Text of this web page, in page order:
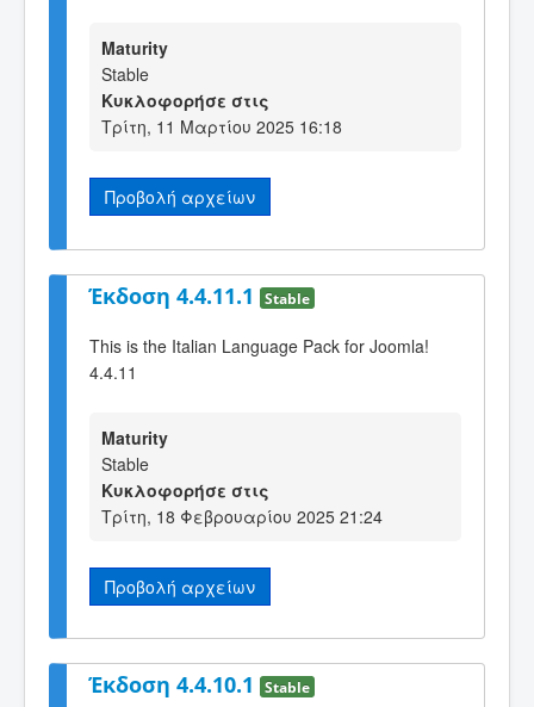
Maturity
Stable
Κυκλοφορήσε στις
Τρίτη, 11 Μαρτίου 2025 16:18
Προβολή αρχείων
Έκδοση 4.4.11.1 Stable
This is the Italian Language Pack for Joomla!
4.4.11
Maturity
Stable
Κυκλοφορήσε στις
Τρίτη, 18 Φεβρουαρίου 2025 21:24
Προβολή αρχείων
Έκδοση 4.4.10.1 Stable